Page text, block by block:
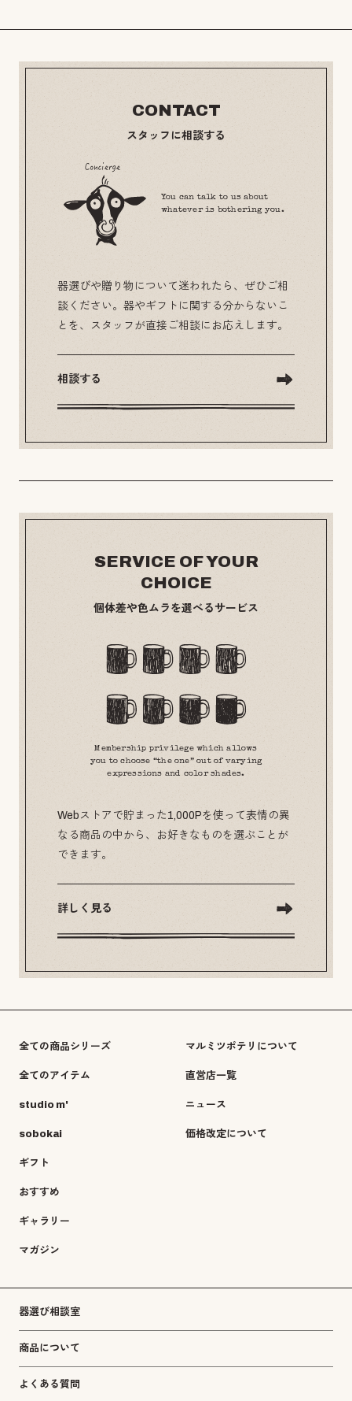
CONTACT
スタッフに相談する
You can talk to us about
whatever is bothering you.
器選びや贈り物について迷われたら、ぜひご相
談ください。器やギフトに関する分からないこ
とを、スタッフが直接ご相談にお応えします。
相談する
SERVICE OF YOUR
CHOICE
個体差や色ムラを選べるサービス
Membership privilege which allows
you to choose “the one” out of varying
expressions and color shades.
Webストアで貯まった1,000Pを使って表情の異
なる商品の中から、お好きなものを選ぶことが
できます。
詳しく見る
全ての商品シリーズ
全てのアイテム
studio m'
sobokai
ギフト
おすすめ
ギャラリー
マガジン
マルミツポテリについて
直営店一覧
ニュース
価格改定について
器選び相談室
商品について
よくある質問